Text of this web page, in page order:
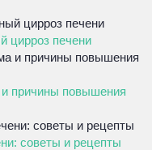
цирроз печени
причины повышения
советы и рецепты